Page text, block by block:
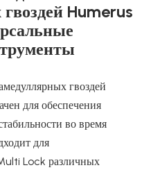
Humerus
гвоздей
для обеспечения
во время
для
Lock различных